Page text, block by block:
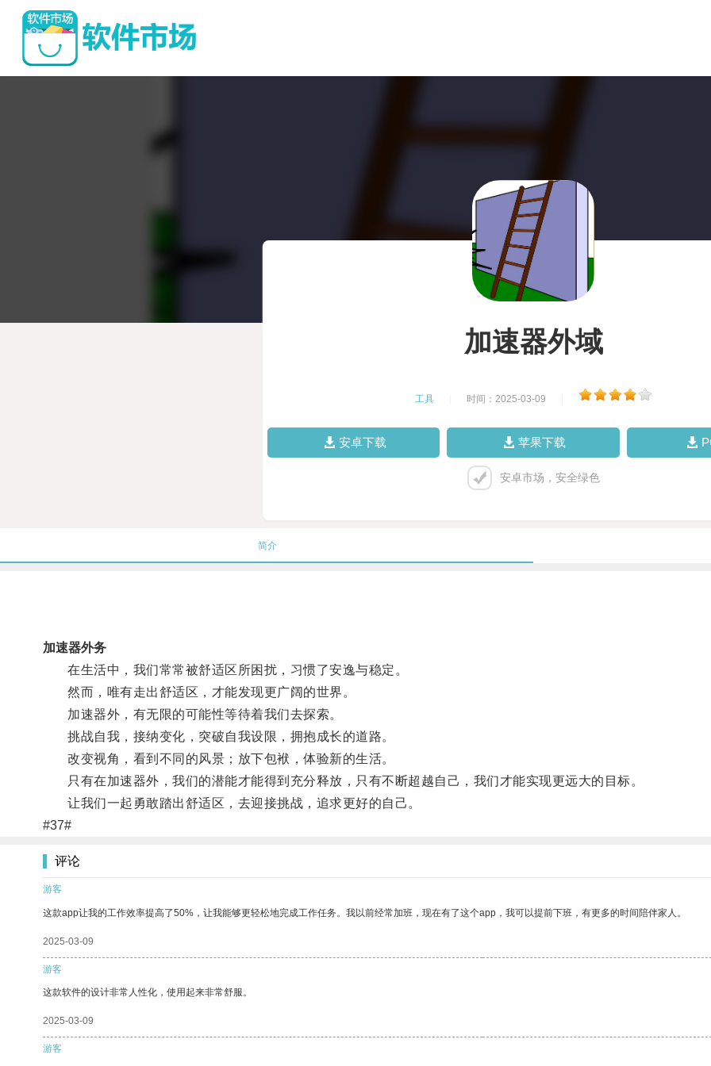
加速器外域
工具 时间：2025-03-09
安卓下载 苹果下载
安卓市场，安全绿色
简介
加速器外务
在生活中，我们常常被舒适区所困扰，习惯了安逸与稳定。
然而，唯有走出舒适区，才能发现更广阔的世界。
加速器外，有无限的可能性等待着我们去探索。
挑战自我，接纳变化，突破自我设限，拥抱成长的道路。
改变视角，看到不同的风景；放下包袱，体验新的生活。
只有在加速器外，我们的潜能才能得到充分释放，只有不断超越自己，我们才能实现更远大的目标。
让我们一起勇敢踏出舒适区，去迎接挑战，追求更好的自己。
#37#
评论
游客
这款app让我的工作效率提高了50%，让我能够更轻松地完成工作任务。我以前经常加班，现在有了这个app，我可以提前下班，有更多的时间陪伴家人。
2025-03-09
游客
这款软件的设计非常人性化，使用起来非常舒服。
2025-03-09
游客